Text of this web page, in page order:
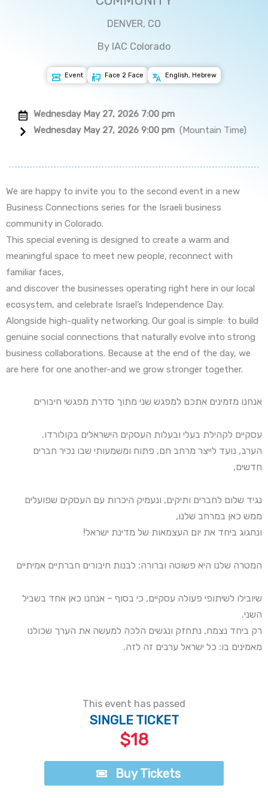
DENVER, CO
By IAC Colorado
Event Face 2 Face English, Hebrew
Wednesday May 27, 2026 7:00 pm
Wednesday May 27, 2026 9:00 pm (Mountain Time)
We are happy to invite you to the second event in a new
Business Connections series for the Israeli business
community in Colorado.
This special evening is designed to create a warm and
meaningful space to meet new people, reconnect with
familiar faces,
and discover the businesses operating right here in our local
ecosystem, and celebrate Israel’s Independence Day.
Alongside high-quality networking. Our goal is simple: to build
genuine social connections that naturally evolve into strong
business collaborations. Because at the end of the day, we
are here for one another-and we grow stronger together.
אנחנו מזמינים אתכם למפגש שני מתוך סדרת מפגשי חיבורים
עסקיים לקהילת בעלי ובעלות העסקים הישראלים בקולורדו.
הערב, נועד לייצר מרחב חם, פתוח ומשמעותי שבו נכיר חברים
חדשים,
נגיד שלום לחברים ותיקים, ונעמיק היכרות עם העסקים שפועלים
ממש כאן במרחב שלנו,
ונחגוג ביחד את יום העצמאות של מדינת ישראל!
המטרה שלנו היא פשוטה וברורה: לבנות חיבורים חברתיים אמיתיים
שיובילו לשיתופי פעולה עסקיים, כי בסוף – אנחנו כאן אחד בשביל
השני.
רק ביחד נצמח, נתחזק ונגשים הלכה למעשה את הערך שכולנו
מאמינים בו: כל ישראל ערבים זה לזה.
This event has passed
SINGLE TICKET
$18
Buy Tickets